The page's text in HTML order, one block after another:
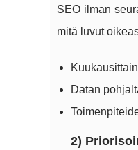
SEO ilman
mitä luvut
Datan
2)